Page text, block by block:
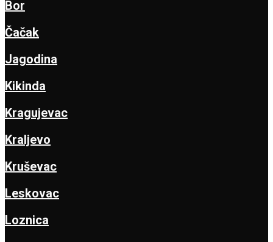
Bor
Čačak
Jagodina
Kikinda
Kragujevac
Kraljevo
Kruševac
Leskovac
Loznica